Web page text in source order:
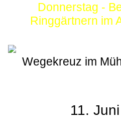
Donnerstag -
Ringgärtnern im
Wegekreuz im
11.